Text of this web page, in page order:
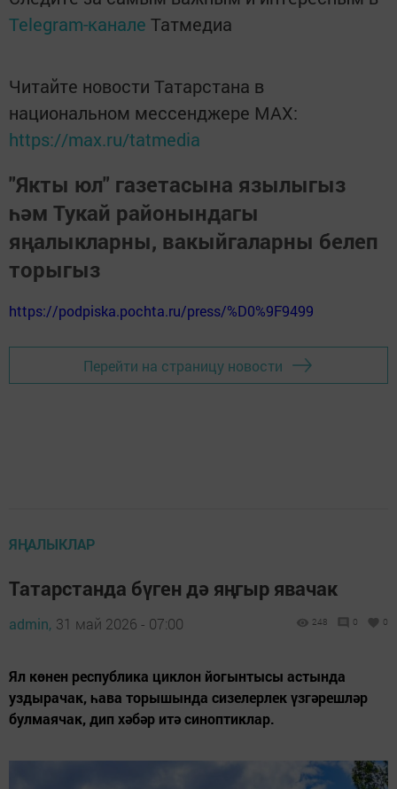
Telegram-канале Татмедиа
Читайте новости Татарстана в
национальном мессенджере MАХ:
https://max.ru/tatmedia
"Якты юл" газетасына язылыгыз
һәм Тукай районындагы
яңалыкларны, вакыйгаларны белеп
торыгыз
https://podpiska.pochta.ru/press/%D0%9F9499
Перейти на страницу новости
ЯҢАЛЫКЛАР
Татарстанда бүген дә яңгыр явачак
admin, 31 май 2026 - 07:00 248 0 0
Ял көнен республика циклон йогынтысы астында
уздырачак, һава торышында сизелерлек үзгәрешләр
булмаячак, дип хәбәр итә синоптиклар.